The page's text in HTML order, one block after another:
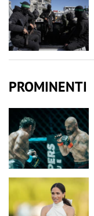
PROMINENTI